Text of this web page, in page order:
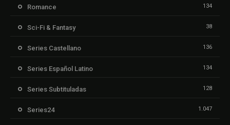
Romance 134
Sci-Fi & Fantasy 38
Series Castellano 136
Series Español Latino 134
Series Subtituladas 128
Series24 1.047